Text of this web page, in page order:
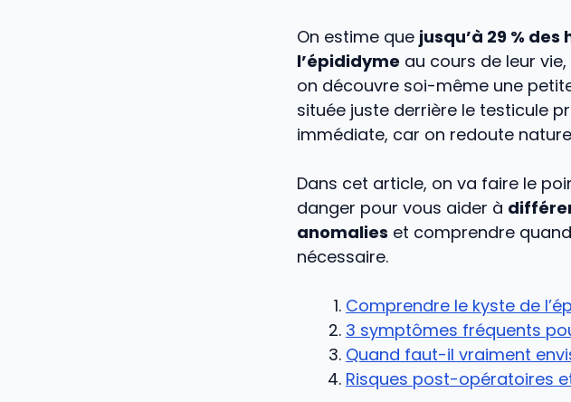
On estime que jusqu’à 29 %
l’épididyme au cours de leur
on découvre soi-même une
située juste derrière le testicule
immédiate, car on redoute
Dans cet article, on va faire le
danger pour vous aider à
anomalies et comprendre
nécessaire.
Comprendre le kyste de
3 symptômes fréquents
Quand faut-il vraiment
Risques post-opératoires